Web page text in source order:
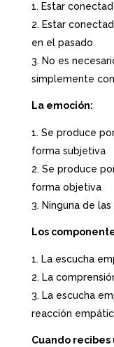
Estar
Estar
en el pasado
No es
simplemente
La emoción:
Se produce
forma subjetiva
Se produce
forma objetiva
Ninguna de
Los
La escucha
La
La escucha
reacción
Cuando